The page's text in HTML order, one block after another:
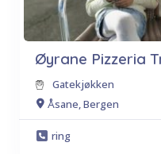
Øyrane Pizzeria
Gatekjøkken
Åsane, Bergen
ring